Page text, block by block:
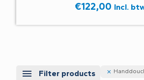
€122,00 Incl.
Filter products